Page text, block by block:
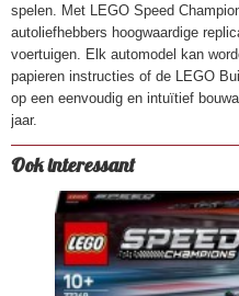
spelen. Met LEGO Speed
autoliefhebbers hoogwaardige
voertuigen. Elk automodel kan
papieren instructies of de LEGO
op een eenvoudig en intuïtief
jaar.
Ook interessant